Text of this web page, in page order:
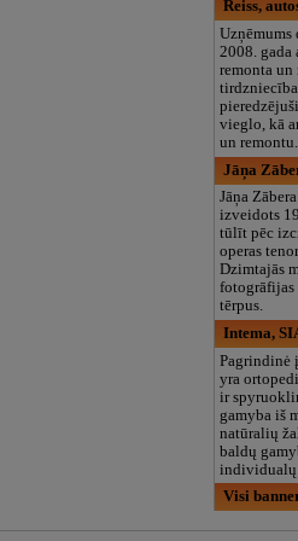
Reiss,
Uzņēmums
2008. gada
remonta un
vieglo, kā
un remontu.
Jāņa
Jāņa
izveidots
tūlīt pēc
operas
Dzimtajās
fotogrāfijas
tērpus.
Intema,
Pagrindinė
yra
ir
gamyba iš
natūralių
baldų
individualų
Visi